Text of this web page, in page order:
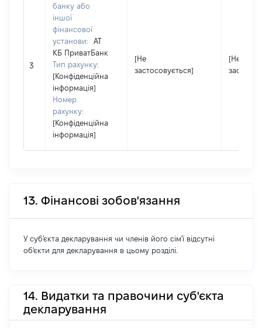
3
банку або
іншої
фінансової
установи:
АТ
КБ ПриватБанк
Тип рахунку:
[Конфіденційна
інформація]
Номер
рахунку:
[Конфіденційна
інформація]
[Не
застосовується]
[Не
13. Фінансові зобов'язання
У суб'єкта декларування чи членів його сім'ї відсутні
об'єкти для декларування в цьому розділі.
14. Видатки та правочини суб'єкта
декларування